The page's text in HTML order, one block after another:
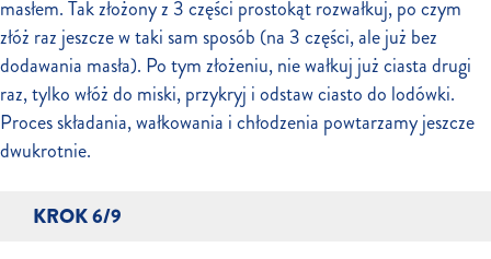
masłem. Tak złożony z 3 części prostokąt rozwałkuj, po czym
złóż raz jeszcze w taki sam sposób (na 3 części, ale już bez
dodawania masła). Po tym złożeniu, nie wałkuj już ciasta drugi
raz, tylko włóż do miski, przykryj i odstaw ciasto do lodówki.
Proces składania, wałkowania i chłodzenia powtarzamy jeszcze
dwukrotnie.
KROK 6/9